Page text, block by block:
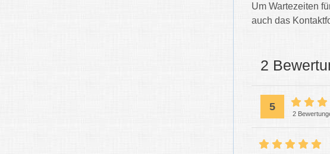
Um Wartezeiten
auch das
2
5
2